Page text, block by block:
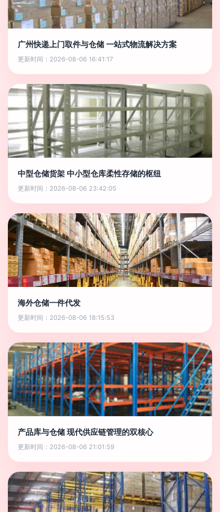
广州快递上门取件与仓储 一站式物流解决方案
更新时间：2026-08-06 16:41:17
中型仓储货架 中小型仓库柔性存储的枢纽
更新时间：2026-08-06 23:42:05
海外仓储一件代发
更新时间：2026-08-06 18:15:53
产品库与仓储 现代供应链管理的双核心
更新时间：2026-08-06 21:01:59